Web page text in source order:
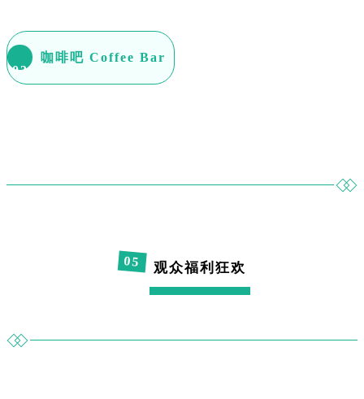
03
咖啡吧 Coffee Bar
05 观众福利狂欢